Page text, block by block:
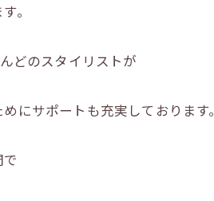
。
どのスタイリストが
にサポートも充実しております。